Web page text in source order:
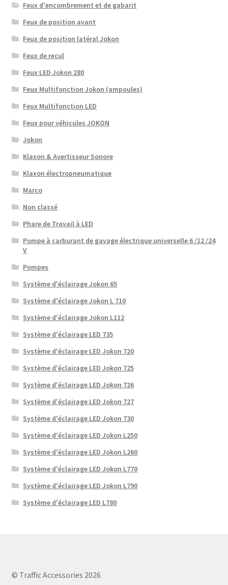
Feux d'encombrement et de gabarit
Feux de position avant
Feux de position latéral Jokon
Feux de recul
Feux LED Jokon 280
Feux Multifonction Jokon (ampoules)
Feux Multifonction LED
Feux pour véhicules JOKON
Jokon
Klaxon & Avertisseur Sonore
Klaxon électropneumatique
Marco
Non classé
Phare de Travail à LED
Pompe à carburant de gavage électrique universelle 6 /12 /24
V
Pompes
Système d'éclairage Jokon 65
Système d'éclairage Jokon L 710
Système d'éclairage Jokon L112
Système d'éclairage LED 735
Système d'éclairage LED Jokon 720
Système d'éclairage LED Jokon 725
Système d'éclairage LED Jokon 726
Système d'éclairage LED Jokon 727
Système d'éclairage LED Jokon 730
Système d'éclairage LED Jokon L250
Système d'éclairage LED Jokon L260
Système d'éclairage LED Jokon L770
Système d'éclairage LED Jokon L790
Système d'éclairage LED L780
© Traffic Accessories 2026